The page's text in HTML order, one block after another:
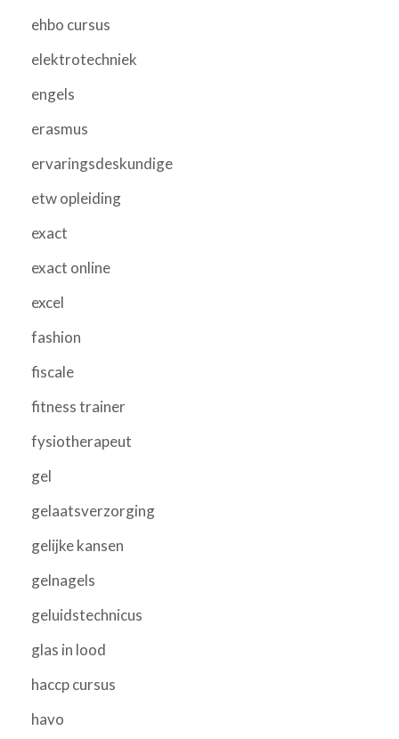
ehbo cursus
elektrotechniek
engels
erasmus
ervaringsdeskundige
etw opleiding
exact
exact online
excel
fashion
fiscale
fitness trainer
fysiotherapeut
gel
gelaatsverzorging
gelijke kansen
gelnagels
geluidstechnicus
glas in lood
haccp cursus
havo